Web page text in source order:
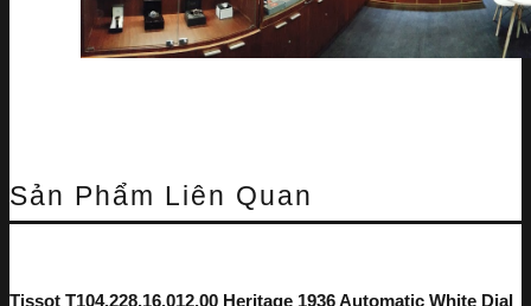
Sản Phẩm Liên Quan
Tissot T104.228.16.012.00 Heritage 1936 Automatic White Dial